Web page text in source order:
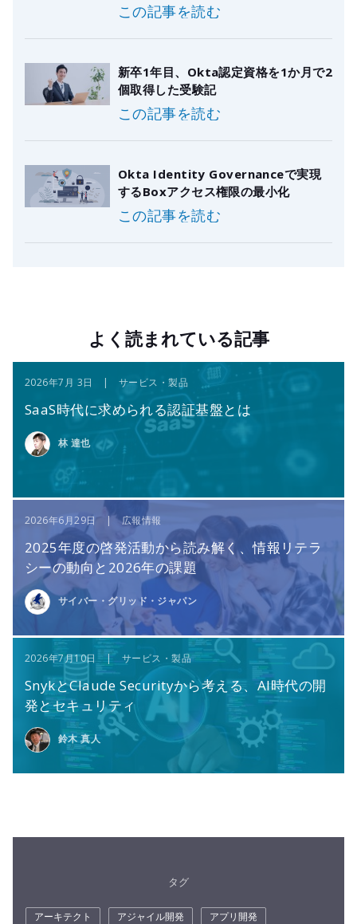
この記事を読む
新卒1年目、Okta認定資格を1か月で2
個取得した受験記
この記事を読む
Okta Identity Governanceで実現
するBoxアクセス権限の最小化
この記事を読む
よく読まれている記事
2026年7月 3日 | サービス・製品
SaaS時代に求められる認証基盤とは
林 達也
2026年6月29日 | 広報情報
2025年度の啓発活動から読み解く、情報リテラ
シーの動向と2026年の課題
サイバー・グリッド・ジャパン
2026年7月10日 | サービス・製品
SnykとClaude Securityから考える、AI時代の開
発とセキュリティ
鈴木 真人
タグ
アーキテクト アジャイル開発
アプリ開発